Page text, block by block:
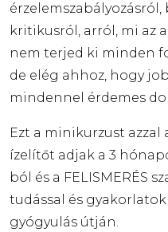
kritikusról, arról, mi az
nem terjed ki minden
de elég ahhoz, hogy
mindennel érdemes
Ezt a minikurzust azzal
ízelítőt adjak a 3
ból és a FELISMERÉS
tudással és
gyógyulás útján.